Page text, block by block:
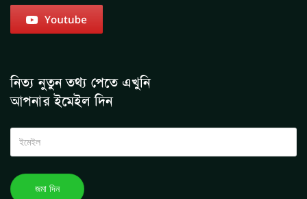
নিত্য নুতুন তথ্য পেতে এখুনি
আপনার ইমেইল দিন